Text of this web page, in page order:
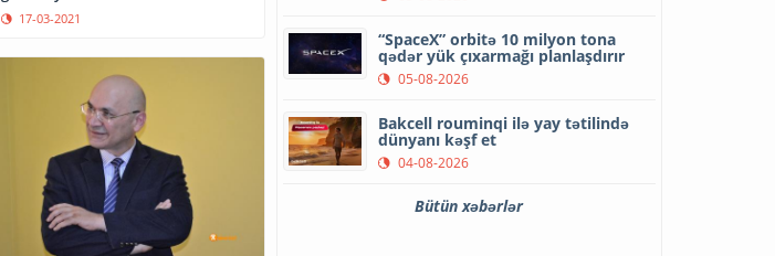
17-03-2021
“SpaceX” orbitə 10 milyon tona
qədər yük çıxarmağı planlaşdırır
05-08-2026
Bakcell rouminqi ilə yay tətilində
dünyanı kəşf et
04-08-2026
Bütün xəbərlər